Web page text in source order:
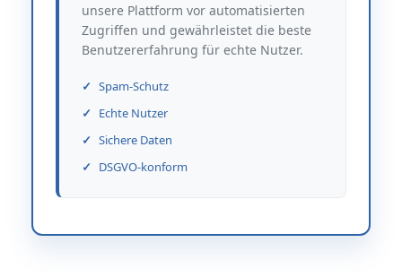
unsere Plattform vor automatisierten
Zugriffen und gewährleistet die beste
Benutzererfahrung für echte Nutzer.
Spam-Schutz
Echte Nutzer
Sichere Daten
DSGVO-konform